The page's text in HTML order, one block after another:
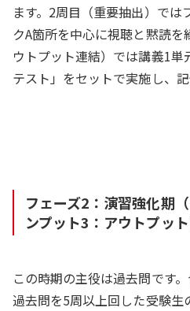
ます。2周目（重要抽出）では
クA箇所を中心に視聴と黙読
ウトプット連結）では講義1
テスト」をセットで実施し、
フェーズ2：演習強化期
ンプット3：アウトプッ
この時期の主役は過去問です
過去問を5周以上回した受験生